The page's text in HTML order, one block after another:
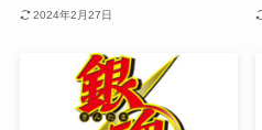
2024年2月27日